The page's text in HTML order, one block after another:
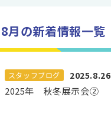
月の新着情報一覧
スタッフブログ 2025.8.26
2025年 秋冬展示会②